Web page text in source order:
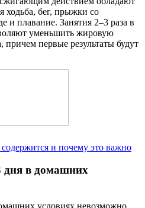
ходьба, бег, прыжки со
и плавание. Занятия 2–3 раза в
уменьшить жировую
причем первые результаты будут
и почему это важно
дня в домашних